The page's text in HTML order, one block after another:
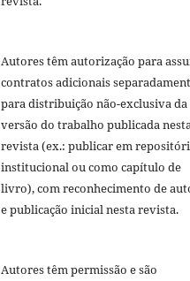
Autores têm autorização para
contratos adicionais
para distribuição não-exclusiva da
versão do trabalho publicada
revista (ex.: publicar em
institucional ou como capítulo de
livro), com reconhecimento de
e publicação inicial nesta revista.
Autores têm permissão e são